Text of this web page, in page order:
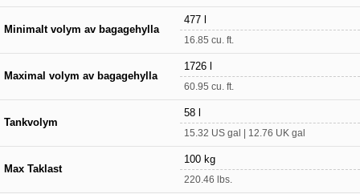
Minimalt volym av bagagehylla
477 l
16.85 cu. ft.
Maximal volym av bagagehylla
1726 l
60.95 cu. ft.
Tankvolym
58 l
15.32 US gal | 12.76 UK gal
Max Taklast
100 kg
220.46 lbs.